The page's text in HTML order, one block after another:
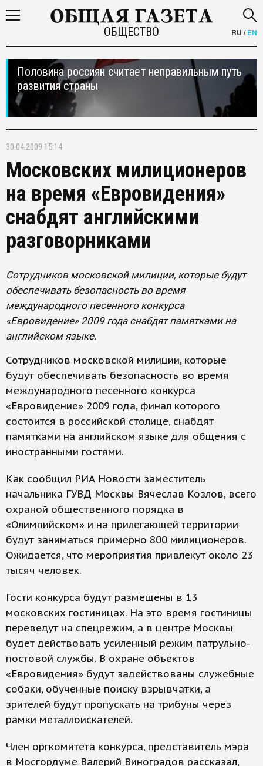
ОБЩЕСТВО RU /EN
Половина россиян считает неправильным путь
развития страны
30.04.2009 15:14
Московских милиционеров
на время «Евровидения»
снабдят английскими
разговорниками
Сотрудников московской милиции, которые будут
обеспечивать безопасность во время
международного песенного конкурса
«Евровидение» 2009 года снабдят памятками на
английском языке.
Сотрудников московской милиции, которые
будут обеспечивать безопасность во время
международного песенного конкурса
«Евровидение» 2009 года, финал которого
состоится в российской столице, снабдят
памятками на английском языке для общения с
иностранными гостями.
Как сообщил РИА Новости заместитель
начальника ГУВД Москвы Вячеслав Козлов, всего
охраной общественного порядка в
«Олимпийском» и на прилегающей территории
будут заниматься примерно 800 милиционеров.
Ожидается, что мероприятия привлекут около 23
тысяч человек.
Гости конкурса будут размещены в 13
московских гостиницах. На это время гостиницы
переведут на спецрежим, а в центре Москвы
будет действовать усиленный режим патрульно-
постовой службы. В охране объектов
«Евровидения» будут задействованы служебные
собаки, обученные поиску взрывчатки, а
зрителей будут пропускать на трибуны через
рамки металлоискателей.
Член оргкомитета конкурса, представитель мэра
в Мосгордуме Валерий Виноградов рассказал,